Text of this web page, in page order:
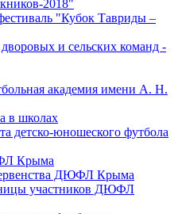
2018"
"Кубок Тавриды –
и сельских команд -
академия имени А. Н.
в школах
детско-юношеского футбола
Крыма
ДЮФЛ Крыма
участников ДЮФЛ